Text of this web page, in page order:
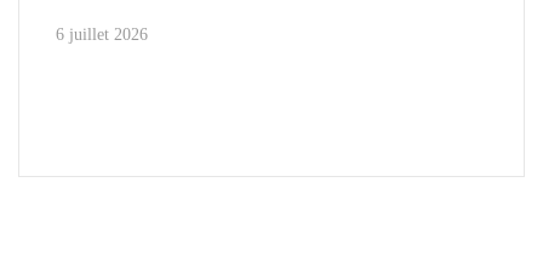
6 juillet 2026